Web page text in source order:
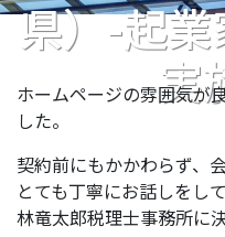
県）-起
実
ホームページの雰囲気が
した。
契約前にもかかわらず、
とても丁寧にお話しをし
林竜太郎税理士事務所に